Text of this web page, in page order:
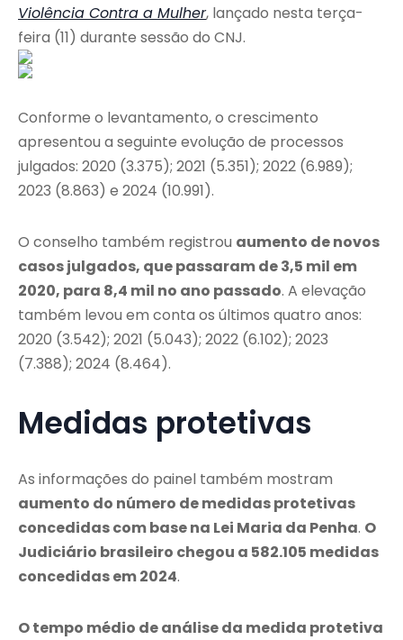
Violência Contra a Mulher, lançado nesta terça-
feira (11) durante sessão do CNJ.
Conforme o levantamento, o crescimento
apresentou a seguinte evolução de processos
julgados: 2020 (3.375); 2021 (5.351); 2022 (6.989);
2023 (8.863) e 2024 (10.991).
O conselho também registrou aumento de novos
casos julgados, que passaram de 3,5 mil em
2020, para 8,4 mil no ano passado. A elevação
também levou em conta os últimos quatro anos:
2020 (3.542); 2021 (5.043); 2022 (6.102); 2023
(7.388); 2024 (8.464).
Medidas protetivas
As informações do painel também mostram
aumento do número de medidas protetivas
concedidas com base na Lei Maria da Penha. O
Judiciário brasileiro chegou a 582.105 medidas
concedidas em 2024.
O tempo médio de análise da medida protetiva